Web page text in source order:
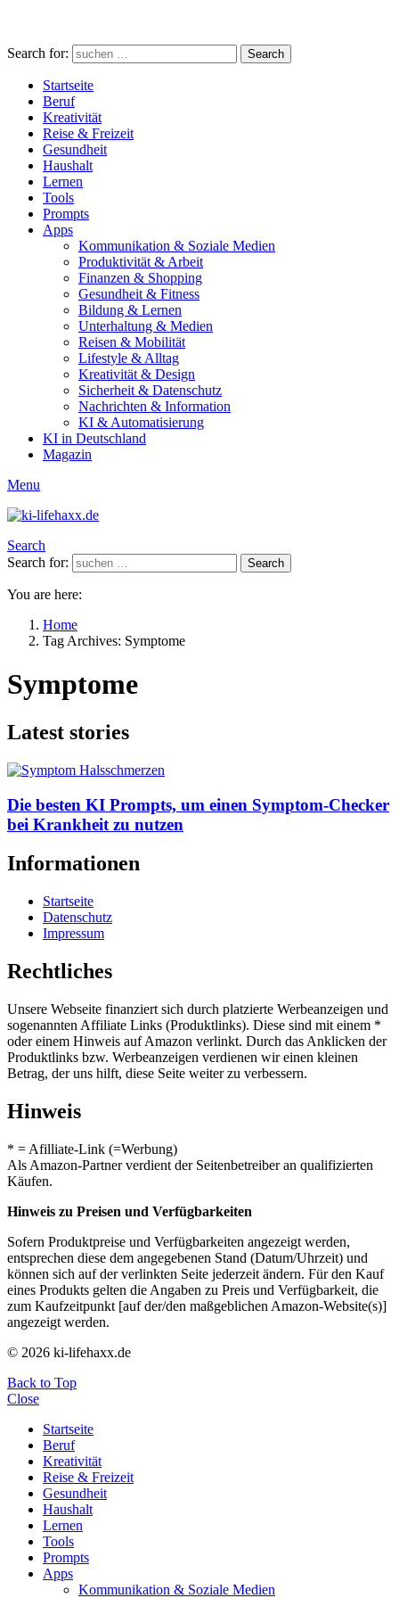
Search for: Search
Startseite
Beruf
Kreativität
Reise & Freizeit
Gesundheit
Haushalt
Lernen
Tools
Prompts
Apps
Kommunikation & Soziale Medien
Produktivität & Arbeit
Finanzen & Shopping
Gesundheit & Fitness
Bildung & Lernen
Unterhaltung & Medien
Reisen & Mobilität
Lifestyle & Alltag
Kreativität & Design
Sicherheit & Datenschutz
Nachrichten & Information
KI & Automatisierung
KI in Deutschland
Magazin
Menu
Search
Search for:
Search
You are here:
Home
Tag Archives: Symptome
Symptome
Latest stories
Die besten KI Prompts, um einen Symptom-Checker
bei Krankheit zu nutzen
Informationen
Startseite
Datenschutz
Impressum
Rechtliches
Unsere Webseite finanziert sich durch platzierte Werbeanzeigen und
sogenannten Affiliate Links (Produktlinks). Diese sind mit einem *
oder einem Hinweis auf Amazon verlinkt. Durch das Anklicken der
Produktlinks bzw. Werbeanzeigen verdienen wir einen kleinen
Betrag, der uns hilft, diese Seite weiter zu verbessern.
Hinweis
* = Afilliate-Link (=Werbung)
Als Amazon-Partner verdient der Seitenbetreiber an qualifizierten
Käufen.
Hinweis zu Preisen und Verfügbarkeiten
Sofern Produktpreise und Verfügbarkeiten angezeigt werden,
entsprechen diese dem angegebenen Stand (Datum/Uhrzeit) und
können sich auf der verlinkten Seite jederzeit ändern. Für den Kauf
eines Produkts gelten die Angaben zu Preis und Verfügbarkeit, die
zum Kaufzeitpunkt [auf der/den maßgeblichen Amazon-Website(s)]
angezeigt werden.
© 2026 ki-lifehaxx.de
Back to Top
Close
Startseite
Beruf
Kreativität
Reise & Freizeit
Gesundheit
Haushalt
Lernen
Tools
Prompts
Apps
Kommunikation & Soziale Medien